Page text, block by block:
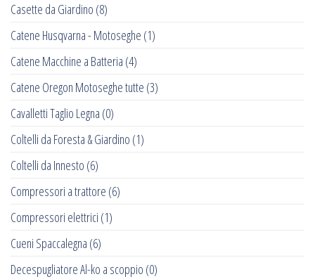
Casette da Giardino (8)
Catene Husqvarna - Motoseghe (1)
Catene Macchine a Batteria (4)
Catene Oregon Motoseghe tutte (3)
Cavalletti Taglio Legna (0)
Coltelli da Foresta & Giardino (1)
Coltelli da Innesto (6)
Compressori a trattore (6)
Compressori elettrici (1)
Cueni Spaccalegna (6)
Decespugliatore Al-ko a scoppio (0)